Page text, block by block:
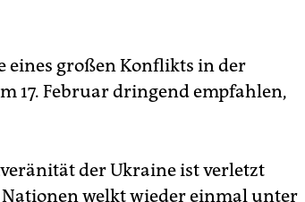
eines großen Konflikts in der
17. Februar dringend empfahlen,
der Ukraine ist verletzt
welkt wieder einmal unter